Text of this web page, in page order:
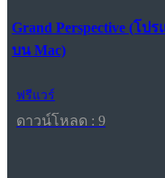
Grand Perspective (โ
บน Mac)
ฟรีแวร์
ดาวน์โหลด : 9